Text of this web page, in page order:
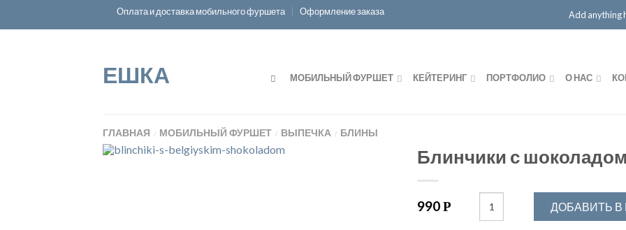
Add anything
Оплата и доставка мобильного фуршета Оформление заказа
ЕШКА МОБИЛЬНЫЙ ФУРШЕТ КЕЙТЕРИНГ ПОРТФОЛИО О НАС
ГЛАВНАЯ / МОБИЛЬНЫЙ ФУРШЕТ / ВЫПЕЧКА / БЛИНЫ
Блинчики с
990Р ДОБАВИТЬ В